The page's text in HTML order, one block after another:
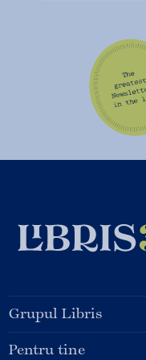
Grupul Libris
Pentru tine